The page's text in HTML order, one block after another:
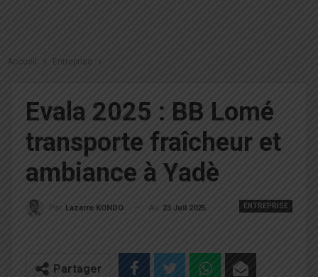
Accueil Entreprise
Evala 2025 : BB Lomé
transporte fraîcheur et
ambiance à Yadè
ENTREPRISE
Par Lazarre KONDO Au 23 Juil 2025
Partager